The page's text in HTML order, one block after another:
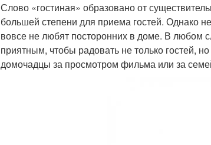
Слово «гостиная» образовано от
большей степени для приема гостей. Однако
вовсе не любят посторонних в доме. В любом
приятным, чтобы радовать не только гостей,
домочадцы за просмотром фильма или за